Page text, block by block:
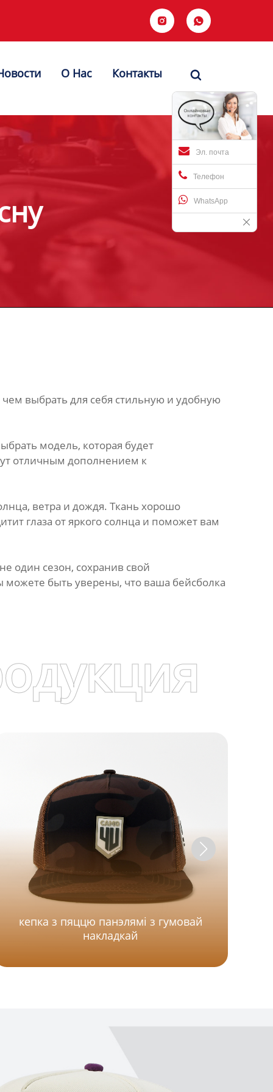
 
О Hас Контакты 
Эл. почта
Телефон
WhatsApp
выбрать для себя стильную и удобную
модель, которая будет
отличным дополнением к
ветра и дождя. Ткань хорошо
глаза от яркого солнца и поможет вам
один сезон, сохранив свой
можете быть уверены, что ваша бейсболка
кепка з пяццю панэлямі з гумовай
накладкай